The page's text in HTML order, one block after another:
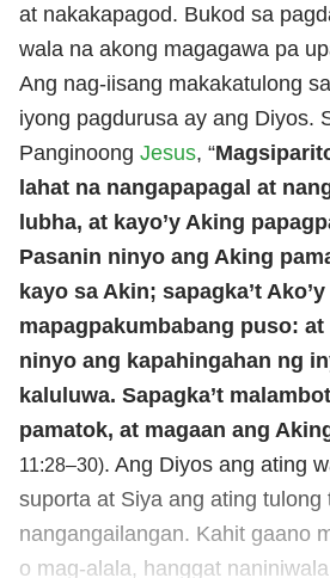
at nakakapagod. Bukod sa
wala na akong magagawa pa
Ang nag-iisang makakatulong
iyong pagdurusa ay ang Diyos.
Panginoong Jesus, “
lahat na nangapapagal at
lubha, at kayo’y Aking
Pasanin ninyo ang Aking
kayo sa Akin; sapagka’t
mapagpakumbabang puso:
ninyo ang kapahingahan ng
kaluluwa. Sapagka’t
pamatok, at magaan ang
11:28–30). Ang Diyos ang ating
suporta at Siya ang ating tulong
nangangailangan. Kahit gaano
o mag-alala, hanggat